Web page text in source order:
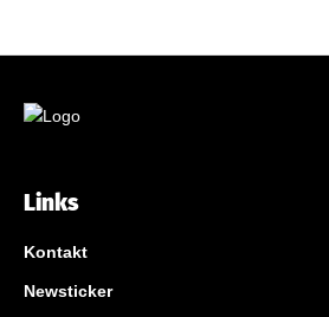
Links
Kontakt
Newsticker